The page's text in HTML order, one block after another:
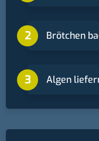
Brötchen
Algen